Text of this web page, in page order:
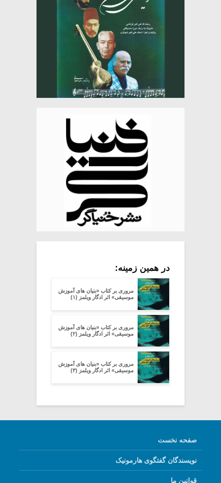
در همین زمینه:
مروری بر کتاب «بنیان های آموزش
موسیقی» اثر ادگار ویلمز (۱)
مروری بر کتاب «بنیان های آموزش
موسیقی» اثر ادگار ویلمز (۲)
مروری بر کتاب «بنیان های آموزش
موسیقی» اثر ادگار ویلمز (۳)
صفحه نخست
نویسندگان گفتگوی هارمونیک
قوانین ما